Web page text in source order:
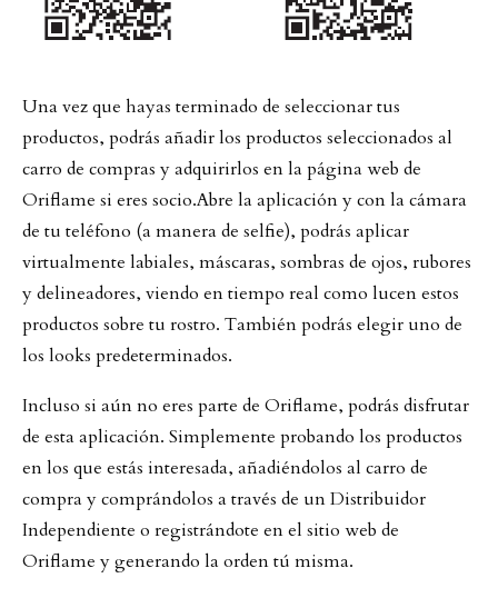
Una vez que hayas terminado de seleccionar tus
productos, podrás añadir los productos seleccionados al
carro de compras y adquirirlos en la página web de
Oriflame si eres socio.Abre la aplicación y con la cámara
de tu teléfono (a manera de selfie), podrás aplicar
virtualmente labiales, máscaras, sombras de ojos, rubores
y delineadores, viendo en tiempo real como lucen estos
productos sobre tu rostro. También podrás elegir uno de
los looks predeterminados.
Incluso si aún no eres parte de Oriflame, podrás disfrutar
de esta aplicación. Simplemente probando los productos
en los que estás interesada, añadiéndolos al carro de
compra y comprándolos a través de un Distribuidor
Independiente o registrándote en el sitio web de
Oriflame y generando la orden tú misma.